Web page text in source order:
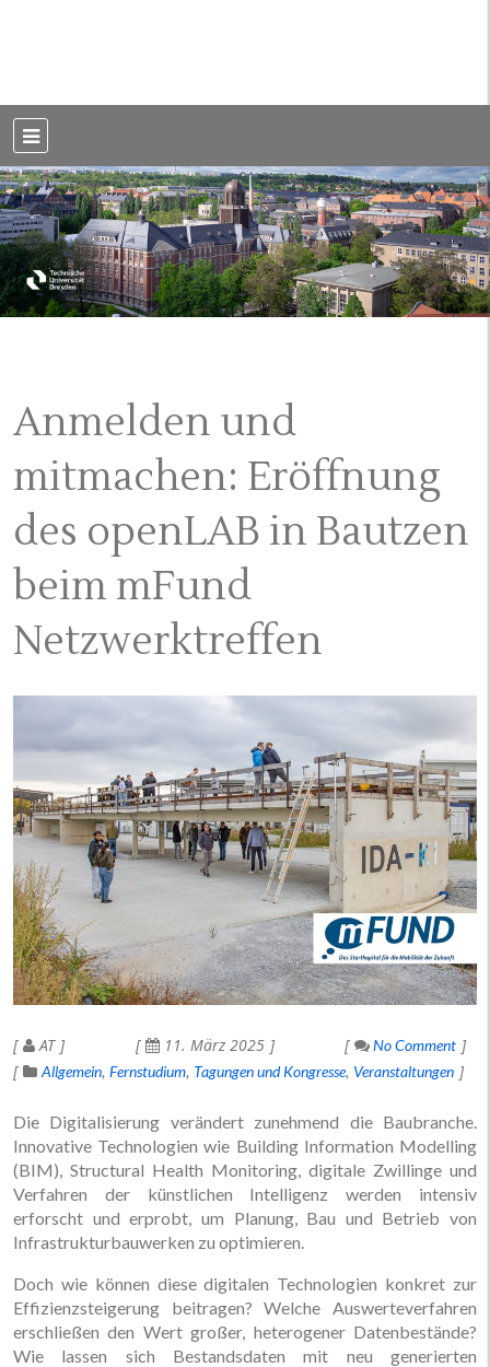
Dresden
Anmelden und
mitmachen: Eröffnung
des openLAB in Bautzen
beim mFund
Netzwerktreffen
AT 11. März 2025
No Comment
Allgemein Fernstudium Tagungen und Kongresse Veranstaltungen
Die Digitalisierung verändert zunehmend die Baubranche.
Innovative Technologien wie Building Information Modelling
(BIM), Structural Health Monitoring, digitale Zwillinge und
Verfahren der künstlichen Intelligenz werden intensiv
erforscht und erprobt, um Planung, Bau und Betrieb von
Infrastrukturbauwerken zu optimieren.
Doch wie können diese digitalen Technologien konkret zur
Effizienzsteigerung beitragen? Welche Auswerteverfahren
erschließen den Wert großer, heterogener Datenbestände?
Wie lassen sich Bestandsdaten mit neu generierten